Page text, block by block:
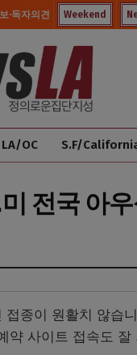
·독자의견 Weekend
LA/OC S.F/
전국 아
접종이 원활치 않습
약 사이트 접속도